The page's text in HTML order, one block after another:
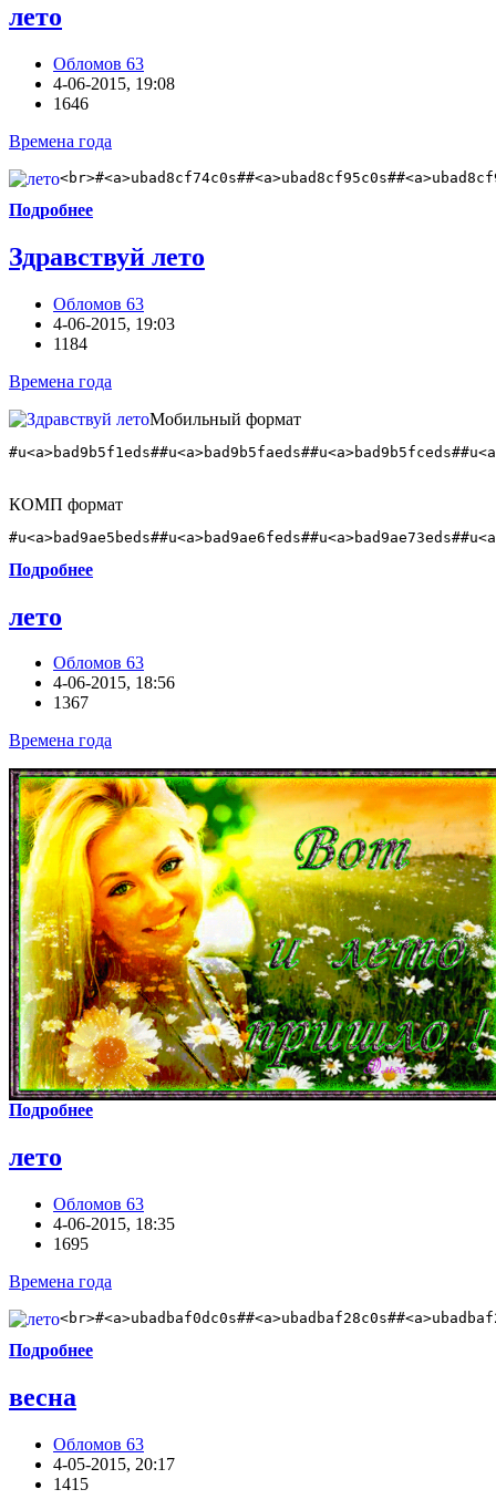
лето
Обломов 63
4-06-2015, 19:08
1646
Времена года
Подробнее
Здравствуй лето
Обломов 63
4-06-2015, 19:03
1184
Времена года
Мобильный формат
КОМП формат
Подробнее
лето
Обломов 63
4-06-2015, 18:56
1367
Времена года
Подробнее
лето
Обломов 63
4-06-2015, 18:35
1695
Времена года
Подробнее
весна
Обломов 63
4-05-2015, 20:17
1415